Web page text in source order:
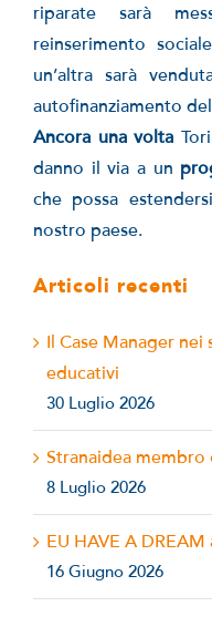
riparate sarà
reinserimento
un’altra sarà
autofinanziamento
Ancora una volta
danno il via a un
che possa
nostro paese.
Articoli recenti
Il Case Manager nei
educativi
30 Luglio 2026
Stranaidea membro
8 Luglio 2026
EU HAVE A DREAM
16 Giugno 2026